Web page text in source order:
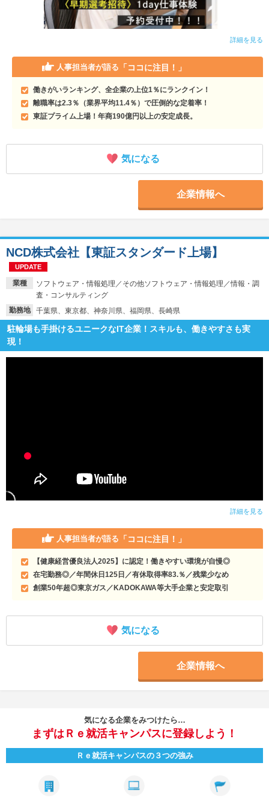
詳細を見る
人事担当者が語る 「ココに注目！」
働きがいランキング、全企業の上位1％にランクイン！
離職率は2.3％（業界平均11.4％）で圧倒的な定着率！
東証プライム上場！年商190億円以上の安定成長。
気になる
企業情報へ
業種
ソフトウェア・情報処理／その他ソフトウェア・情報処理／情報・調
査・コンサルティング
勤務地
千葉県、東京都、神奈川県、福岡県、長崎県
NCD株式会社【東証スタンダード上場】
UPDATE
駐輪場も手掛けるユニークなIT企業！スキルも、働きやすさも実
現！
詳細を見る
人事担当者が語る 「ココに注目！」
【健康経営優良法人2025】に認定！働きやすい環境が自慢◎
在宅勤務◎／年間休日125日／有休取得率83.％／残業少なめ
創業50年超◎東京ガス／KADOKAWA等大手企業と安定取引
気になる
企業情報へ
気になる企業をみつけたら…
まずはＲｅ就活キャンパスに登録しよう！
Ｒｅ就活キャンパスの３つの強み